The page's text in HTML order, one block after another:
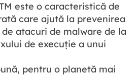
este o caracteristică de
care ajută la prevenirea
atacuri de malware de la
de execuție a unui
pentru o planetă mai